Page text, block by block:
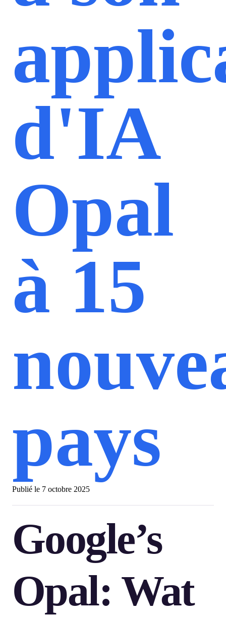
d'IA
Opal
à 15
pays
Publié le 7 octobre 2025
Google’s
Opal: Wat